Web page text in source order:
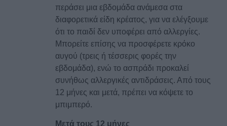
περάσει μια εβδομάδα ανάμεσα στα
διαφορετικά είδη κρέατος, για να ελέγξουμε
ότι το παιδί δεν υποφέρει από αλλεργίες.
Μπορείτε επίσης να προσφέρετε κρόκο
αυγού (τρεις ή τέσσερις φορές την
εβδομάδα), ενώ το ασπράδι προκαλεί
συνήθως αλλεργικές αντιδράσεις. Από τους
12 μήνες και μετά, πρέπει να κόψετε το
μπιμπερό.
Μετά τους 12 μήνες